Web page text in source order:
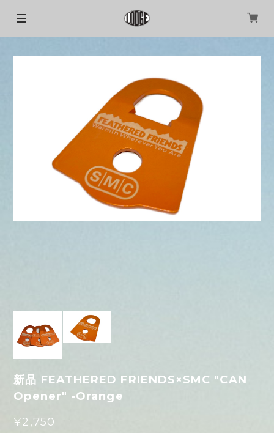
新品 FEATHERED FRIENDS×SMC "CAN
Opener" -Orange
¥2,750